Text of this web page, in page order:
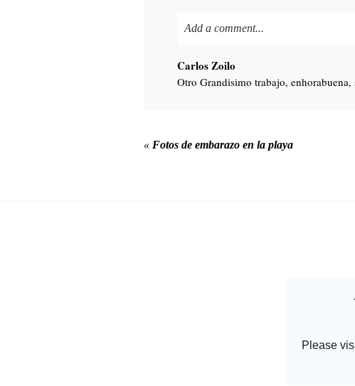
Add a comment...
Your email is
Carlos Zoilo
Otro Grandisimo trabajo,
« Fotos de embarazo en la playa